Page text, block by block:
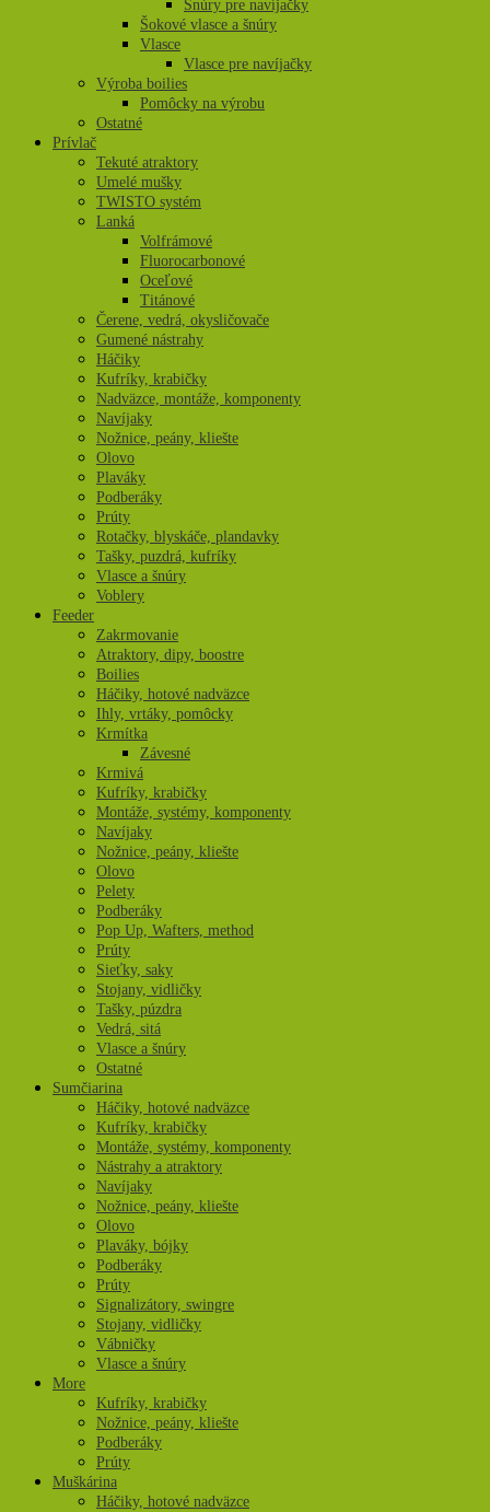
Šnúry pre navíjačky
Šokové vlasce a šnúry
Vlasce
Vlasce pre navíjačky
Výroba boilies
Pomôcky na výrobu
Ostatné
Prívlač
Tekuté atraktory
Umelé mušky
TWISTO systém
Lanká
Volfrámové
Fluorocarbonové
Oceľové
Titánové
Čerene, vedrá, okysličovače
Gumené nástrahy
Háčiky
Kufríky, krabičky
Nadväzce, montáže, komponenty
Navíjaky
Nožnice, peány, kliešte
Olovo
Plaváky
Podberáky
Prúty
Rotačky, blyskáče, plandavky
Tašky, puzdrá, kufríky
Vlasce a šnúry
Voblery
Feeder
Zakrmovanie
Atraktory, dipy, boostre
Boilies
Háčiky, hotové nadväzce
Ihly, vrtáky, pomôcky
Krmítka
Závesné
Krmivá
Kufríky, krabičky
Montáže, systémy, komponenty
Navíjaky
Nožnice, peány, kliešte
Olovo
Pelety
Podberáky
Pop Up, Wafters, method
Prúty
Sieťky, saky
Stojany, vidličky
Tašky, púzdra
Vedrá, sitá
Vlasce a šnúry
Ostatné
Sumčiarina
Háčiky, hotové nadväzce
Kufríky, krabičky
Montáže, systémy, komponenty
Nástrahy a atraktory
Navíjaky
Nožnice, peány, kliešte
Olovo
Plaváky, bójky
Podberáky
Prúty
Signalizátory, swingre
Stojany, vidličky
Vábničky
Vlasce a šnúry
More
Kufríky, krabičky
Nožnice, peány, kliešte
Podberáky
Prúty
Muškárina
Háčiky, hotové nadväzce